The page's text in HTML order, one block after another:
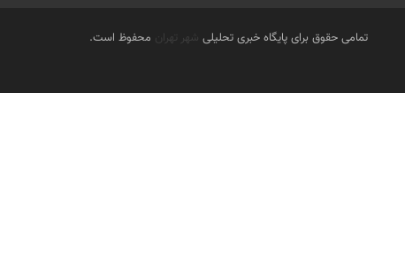
تمامی حقوق برای پایگاه خبری تحلیلی شهر تهران محفوظ است.